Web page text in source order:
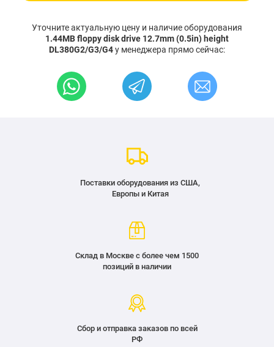
Уточните актуальную цену и наличие оборудования
1.44MB floppy disk drive 12.7mm (0.5in) height
DL380G2/G3/G4у менеджера прямо сейчас:
Поставки оборудования из США,
Европы и Китая
Склад в Москве с более чем 1500
позиций в наличии
Сбор и отправка заказов по всей
РФ